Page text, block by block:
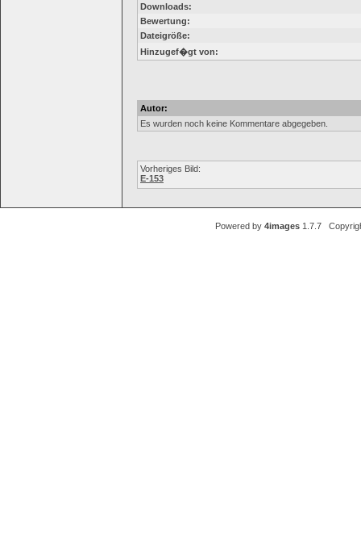
Downloads:
Bewertung:
Dateigröße:
Hinzugef�gt von:
Autor:
Es wurden noch keine Kommentare abgegeben.
Vorheriges Bild:
E-153
Powered by 4images1.7.7